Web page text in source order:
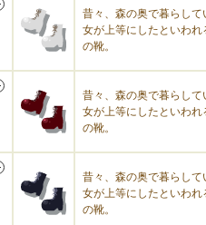
昔々、森の奥で暮らして
女が上等にしたといわれ
の靴。
昔々、森の奥で暮らして
女が上等にしたといわれ
の靴。
昔々、森の奥で暮らして
女が上等にしたといわれ
の靴。